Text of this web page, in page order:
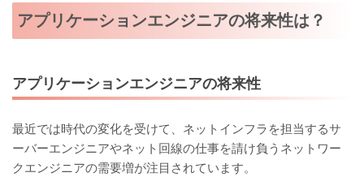
アプリケーションエンジニアの将来性は？
アプリケーションエンジニアの将来性
最近では時代の変化を受けて、ネットインフラを担当するサ
ーバーエンジニアやネット回線の仕事を請け負うネットワー
クエンジニアの需要増が注目されています。